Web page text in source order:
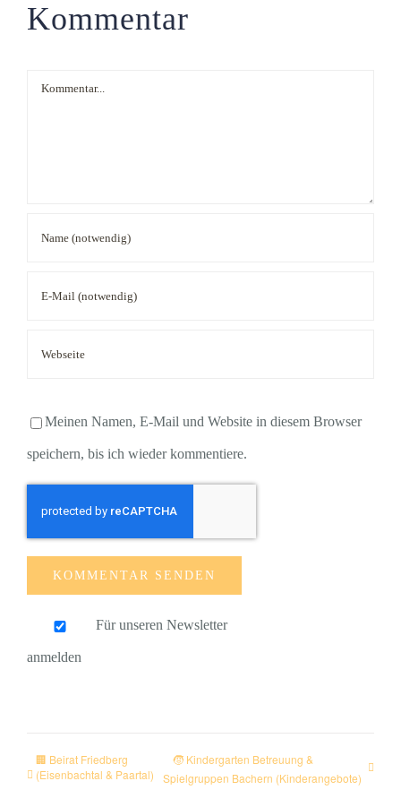
Kommentar
Kommentar
Meinen Namen, E-Mail und Website in diesem Browser
speichern, bis ich wieder kommentiere.
Für unseren Newsletter
anmelden
🏢 Beirat Friedberg
(Eisenbachtal & Paartal)
🧒 Kindergarten Betreuung &
Spielgruppen Bachern (Kinderangebote)